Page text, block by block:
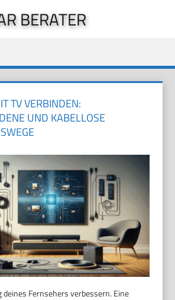
BERATER
TV VERBINDEN:
UND KABELLOSE
deines Fernsehers verbessern. Eine